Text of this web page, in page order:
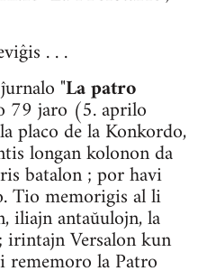
. . .
"La patro
79 jaro (5. aprilo
placo de la Kon­kordo,
longan kolonon da
batalon ; por havi
Tio me­morigis al li
iliajn antaŭulojn, la
Versalon kun
la Patro